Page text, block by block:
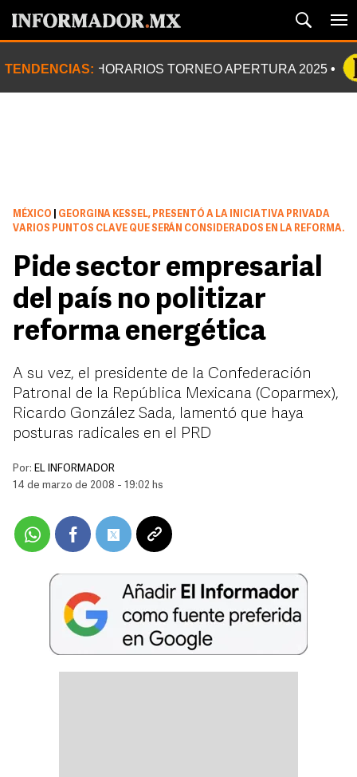
TENDENCIAS: HORARIOS TORNEO APERTURA 2025
MÉXICO
GEORGINA KESSEL, PRESENTÓ A LA INICIATIVA PRIVADA
VARIOS PUNTOS CLAVE QUE SERÁN CONSIDERADOS EN LA REFORMA.
Pide sector empresarial
del país no politizar
reforma energética
A su vez, el presidente de la Confederación
Patronal de la República Mexicana (Coparmex),
Ricardo González Sada, lamentó que haya
posturas radicales en el PRD
Por: EL INFORMADOR
14 de marzo de 2008 - 19:02 hs